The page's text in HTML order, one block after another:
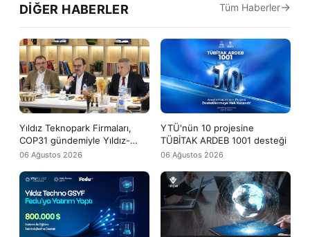
DIĞER HABERLER
Yıldız Teknopark Firmaları,
COP31 gündemiyle Yıldız-
Tech buluşmasında bir araya
06 Ağustos 2026
YTÜ'nün 10 projesine
TÜBİTAK ARDEB 1001 desteği
06 Ağustos 2026
Tüm Haberler